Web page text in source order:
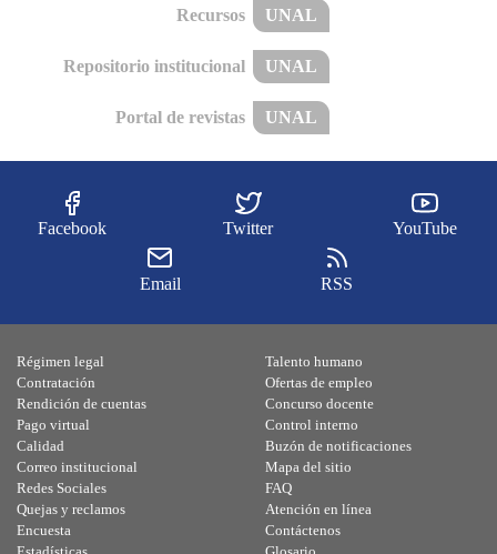
Recursos UNAL
Repositorio institucional UNAL
Portal de revistas UNAL
Facebook Twitter YouTube
Email RSS
Régimen legal
Contratación
Rendición de cuentas
Pago virtual
Calidad
Talento humano
Ofertas de empleo
Concurso docente
Control interno
Buzón de notificaciones
Correo institucional
Redes Sociales
Quejas y reclamos
Encuesta
Mapa del sitio
FAQ
Atención en línea
Contáctenos